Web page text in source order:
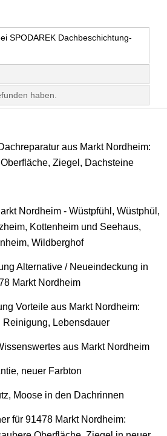
SPODAREK Dachbeschichtung-
haben.